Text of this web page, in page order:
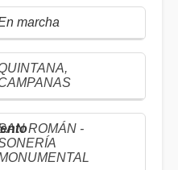
marcha
ROMÁN -